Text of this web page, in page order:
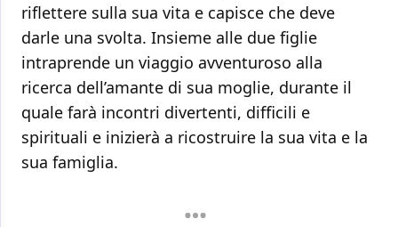
riflettere sulla sua vita e capisce che deve
darle una svolta. Insieme alle due figlie
intraprende un viaggio avventuroso alla
ricerca dell’amante di sua moglie, durante il
quale farà incontri divertenti, difficili e
spirituali e inizierà a ricostruire la sua vita e la
sua famiglia.